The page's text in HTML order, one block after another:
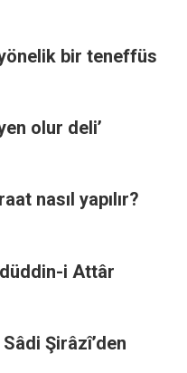
yönelik bir teneffüs
olur deli’
nasıl yapılır?
i Attâr
Şirâzî’den